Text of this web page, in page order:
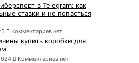
в Telegram: как
ставки и не попасться
Комментариев нет
купить коробки для
Комментариев нет